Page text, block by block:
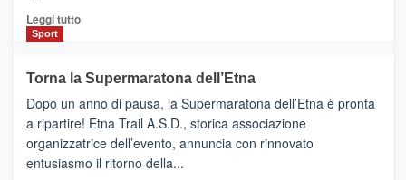
Leggi tuttoLeggi
BROOKS
SuperMaratona
dell’Etna,
presentata
l’edizione
2026
Sport
Torna la Supermaratona dell’Etna
Dopo un anno di pausa, la Supermaratona dell’Etna è pronta
a ripartire! Etna Trail A.S.D., storica associazione
organizzatrice dell’evento, annuncia con rinnovato
entusiasmo il ritorno della...